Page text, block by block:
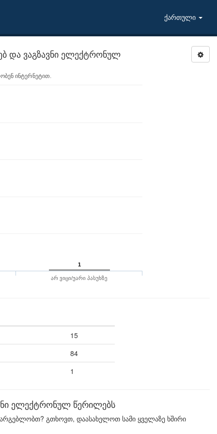
ქართული
და ვაგზავნი ელექტრონულ
ინტერნეტით.
1
არ ვიცი/უარი პასუხზე
15
84
1
ელექტრონულ წერილებს
გთხოვთ, დაასახელოთ სამი ყველაზე ხშირი